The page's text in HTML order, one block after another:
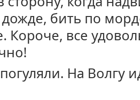
бить по
Короче, все
На Волгу